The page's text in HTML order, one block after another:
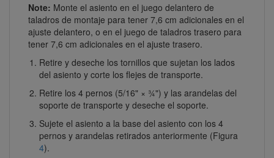
Note: Monte el asiento en el juego delantero de
taladros de montaje para tener 7,6 cm adicionales en el
ajuste delantero, o en el juego de taladros trasero para
tener 7,6 cm adicionales en el ajuste trasero.
Retire y deseche los tornillos que sujetan los lados
del asiento y corte los flejes de transporte.
Retire los 4 pernos (5/16" × ¾") y las arandelas del
soporte de transporte y deseche el soporte.
Sujete el asiento a la base del asiento con los 4
pernos y arandelas retirados anteriormente (Figura
4).